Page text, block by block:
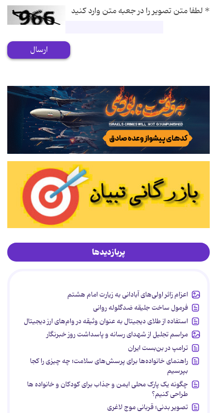
*لطفا متن تصویر را در جعبه متن وارد کنید
ارسال
پربازدیدها
اعزام زائر اولی‌های آبادانی به زیارت امام هشتم
فرمول ساخت جلیقه ضدگلوله روانی
استفاده از طلای دیجیتال به عنوان وثیقه در وام‌های ارز دیجیتال
مراسم تجلیل از شهدای رسانه و پاسداشت روز خبرنگار
ترامپ در بن‌بست ایران
راهنمای خانواده‌ها برای پرسش‌های سلامت؛ چه چیزی را کجا
بپرسیم
چگونه یک پارک محلی ایمن و جذاب برای کودکان و خانواده ها
طراحی کنیم؟
تصویر بدنی؛ قربانی موج لاغری